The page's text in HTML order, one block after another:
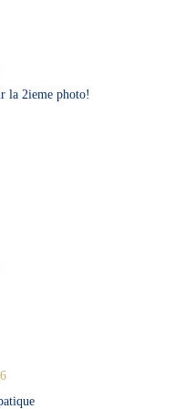
la 2ieme photo!